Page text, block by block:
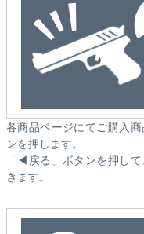
各商品ページにてご購入
ンを押します。
「◀戻る」ボタンを押し
きます。